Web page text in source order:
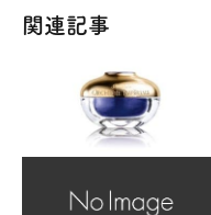
関連記事